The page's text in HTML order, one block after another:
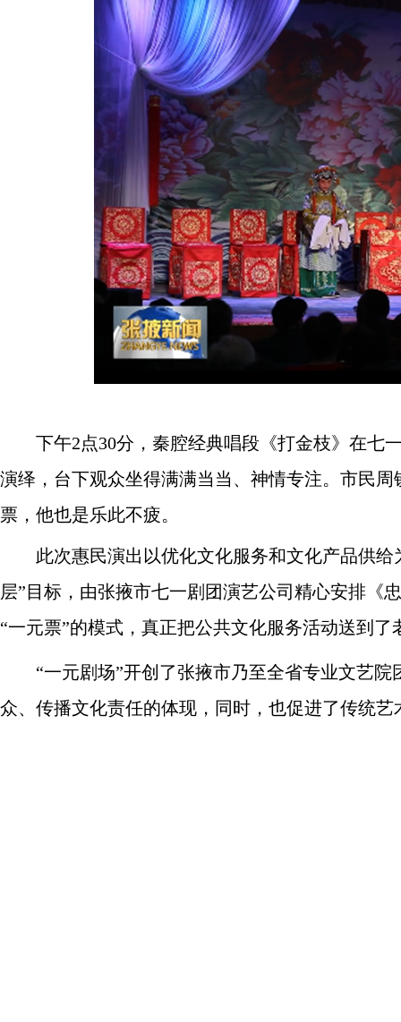
下午2点30分，秦腔经典唱段《打金枝》在七一
演绎，台下观众坐得满满当当、神情专注。市民
票，他也是乐此不疲。
此次惠民演出以优化文化服务和文化产品供给
层”目标，由张掖市七一剧团演艺公司精心安排《
“一元票”的模式，真正把公共文化服务活动送到了
“一元剧场”开创了张掖市乃至全省专业文艺院
众、传播文化责任的体现，同时，也促进了传统